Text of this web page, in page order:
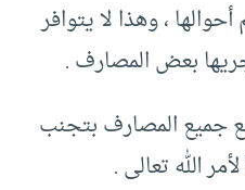
، وهذا لا يتوافر
بعض المصارف .
جميع المصارف بتجنب
الله تعالى .